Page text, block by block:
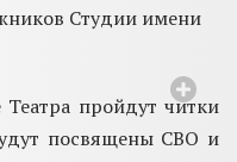
Студии имени
пройдут читки
посвящены СВО и